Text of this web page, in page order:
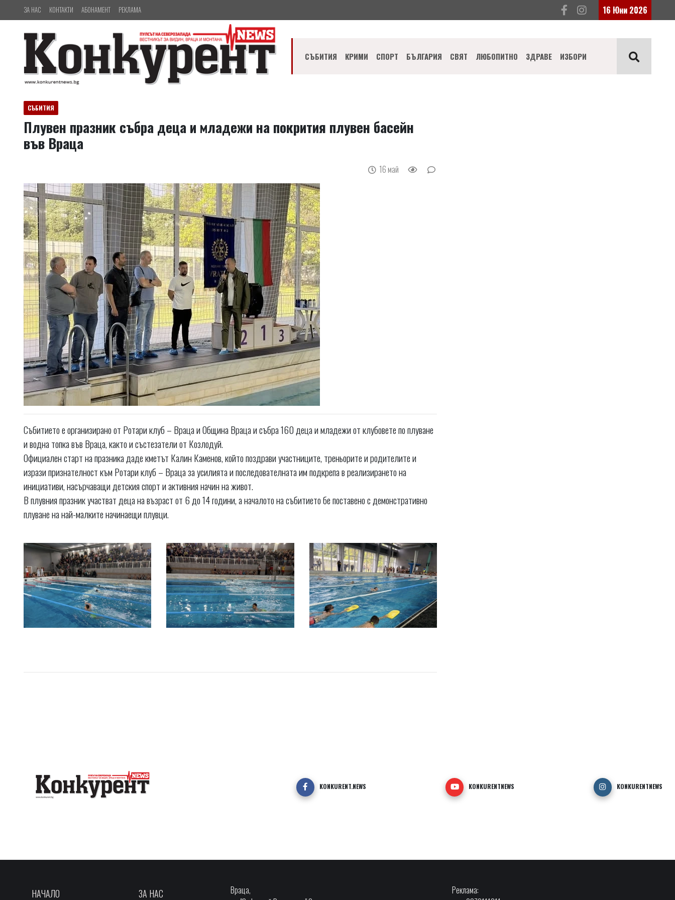
ЗА НАС КОНТАКТИ АБОНАМЕНТ РЕКЛАМА 16 Юни 2026
СЪБИТИЯ КРИМИ СПОРТ БЪЛГАРИЯ СВЯТ ЛЮБОПИТНО ЗДРАВЕ ИЗБОРИ
СЪБИТИЯ
Плувен празник събра деца и младежи на покрития плувен басейн
във Враца
16 май
Събитието е организирано от Ротари клуб – Враца и Община Враца и събра 160 деца и младежи от клубовете по плуване
и водна топка във Враца, както и състезатели от Козлодуй.
Официален старт на празника даде кметът Калин Каменов, който поздрави участниците, треньорите и родителите и
изрази признателност към Ротари клуб – Враца за усилията и последователната им подкрепа в реализирането на
инициативи, насърчаващи детския спорт и активния начин на живот.
В плувния празник участват деца на възраст от 6 до 14 години, а началото на събитието бе поставено с демонстративно
плуване на най-малките начинаещи плувци.
KONKURENT.NEWS KONKURENTNEWS KONKURENTNEWS
НАЧАЛО ЗА НАС
Враца,
Реклама: